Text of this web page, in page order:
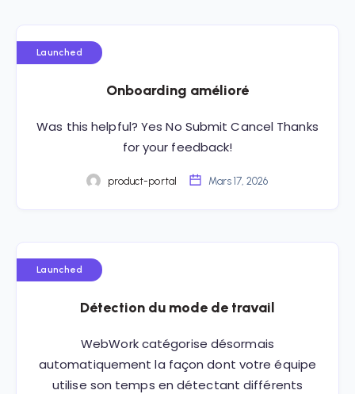
Launched
Onboarding amélioré
Was this helpful? Yes No Submit Cancel Thanks
for your feedback!
product-portal Mars 17, 2026
Launched
Détection du mode de travail
WebWork catégorise désormais
automatiquement la façon dont votre équipe
utilise son temps en détectant différents